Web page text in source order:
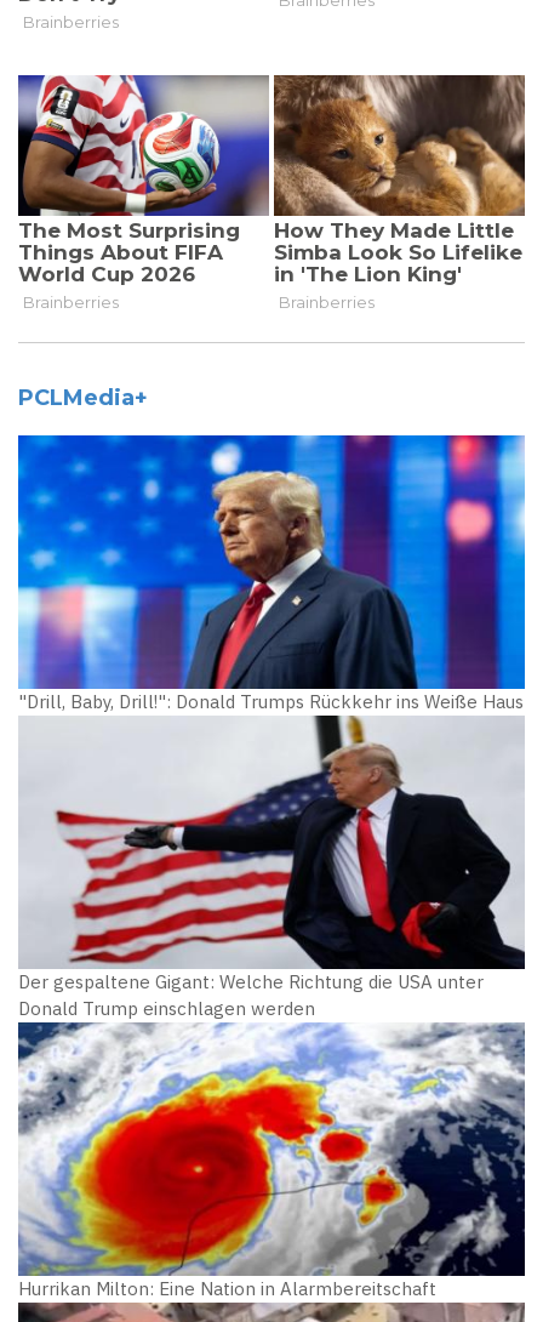
PCLMedia+
"Drill, Baby, Drill!": Donald Trumps Rückkehr ins Weiße Haus
Der gespaltene Gigant: Welche Richtung die USA unter
Donald Trump einschlagen werden
Hurrikan Milton: Eine Nation in Alarmbereitschaft